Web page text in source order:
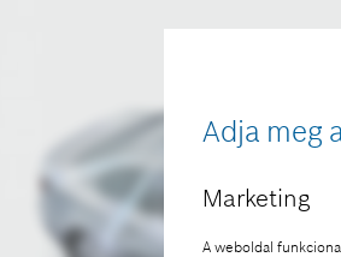
Adja meg
Marketing
A weboldal